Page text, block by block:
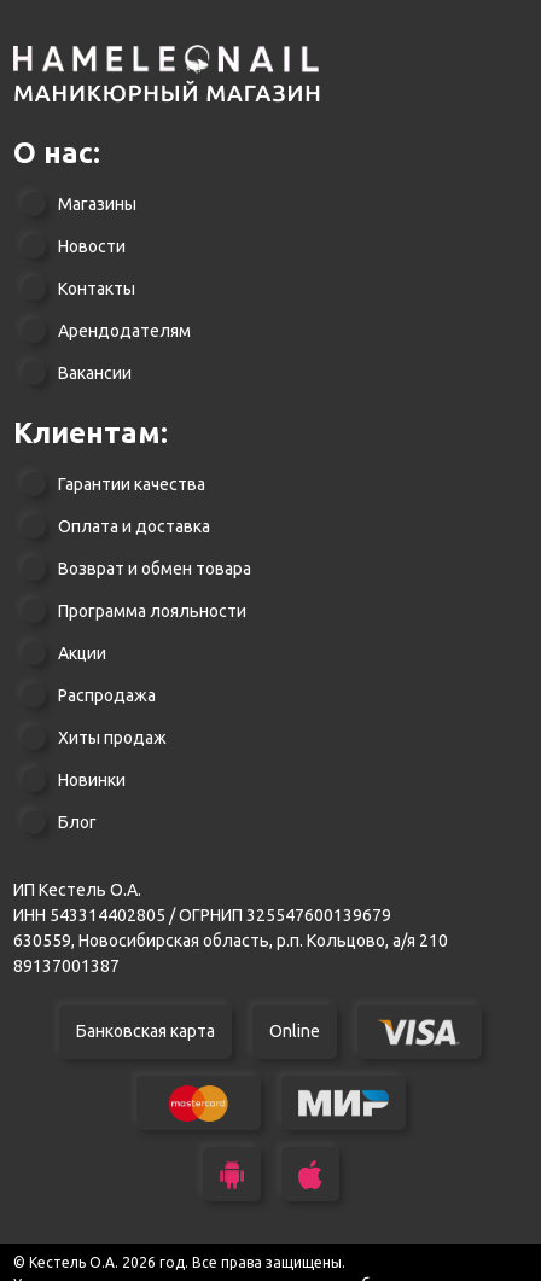
О нас:
Магазины
Новости
Контакты
Арендодателям
Вакансии
Клиентам:
Гарантии качества
Оплата и доставка
Возврат и обмен товара
Программа лояльности
Акции
Распродажа
Хиты продаж
Новинки
Блог
ИП Кестель О.А.
ИНН 543314402805 / ОГРНИП 325547600139679
630559, Новосибирская область, р.п. Кольцово, а/я 210
89137001387
Банковская карта Online
© Кестель О.А. 2026 год. Все права защищены.